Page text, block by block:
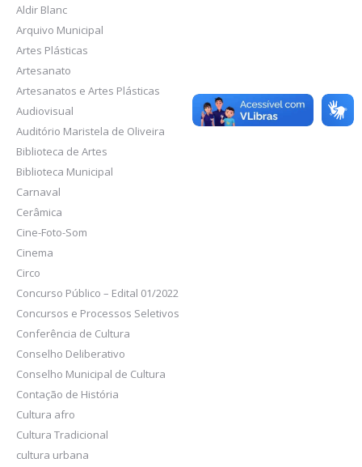
Aldir Blanc
Arquivo Municipal
Artes Plásticas
Artesanato
Artesanatos e Artes Plásticas
Audiovisual
Auditório Maristela de Oliveira
Biblioteca de Artes
Biblioteca Municipal
Carnaval
Cerâmica
Cine-Foto-Som
Cinema
Circo
Concurso Público – Edital 01/2022
Concursos e Processos Seletivos
Conferência de Cultura
Conselho Deliberativo
Conselho Municipal de Cultura
Contação de História
Cultura afro
Cultura Tradicional
cultura urbana